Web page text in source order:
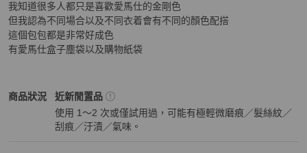
關於Hermès Mini Evelyn Yellow in excellent condition
我知道很多人都只是喜歡愛馬仕的金剛色
但我認為不同場合以及不同衣着會有不同的顏色配搭
這個包包都是非常好成色
有愛馬仕盒子塵袋以及購物紙袋
商品狀況
Hermès女包商品狀態與細節
近新閒置品
使用 1～2 次或僅試用過，可能有極輕微磨痕／髮絲紋／
刮痕／汙漬／氣味。